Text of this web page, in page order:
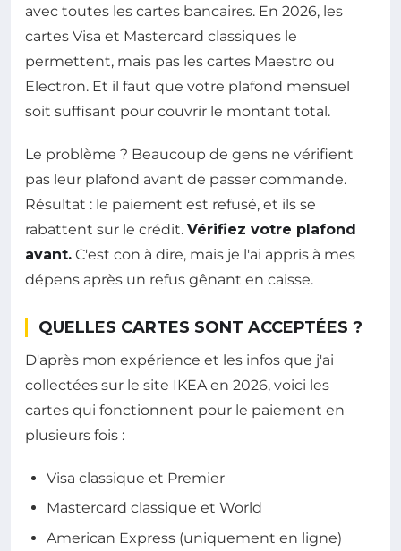
avec toutes les cartes bancaires. En 2026, les
cartes Visa et Mastercard classiques le
permettent, mais pas les cartes Maestro ou
Electron. Et il faut que votre plafond mensuel
soit suffisant pour couvrir le montant total.
Le problème ? Beaucoup de gens ne vérifient
pas leur plafond avant de passer commande.
Résultat : le paiement est refusé, et ils se
rabattent sur le crédit. Vérifiez votre plafond
avant. C'est con à dire, mais je l'ai appris à mes
dépens après un refus gênant en caisse.
QUELLES CARTES SONT ACCEPTÉES ?
D'après mon expérience et les infos que j'ai
collectées sur le site IKEA en 2026, voici les
cartes qui fonctionnent pour le paiement en
plusieurs fois :
Visa classique et Premier
Mastercard classique et World
American Express (uniquement en ligne)